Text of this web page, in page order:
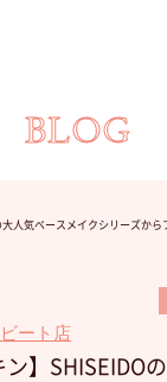
BLOG
大人気ベースメイクシリーズか
ート店
ン】SHISEIDO